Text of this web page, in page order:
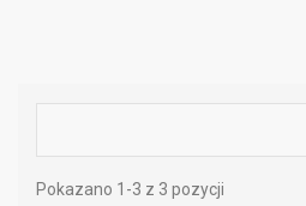
Pokazano 1-3 z 3 pozycji